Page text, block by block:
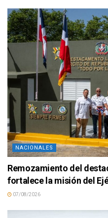
NACIONALES
Remozamiento del
fortalece la misión del
07/08/2026